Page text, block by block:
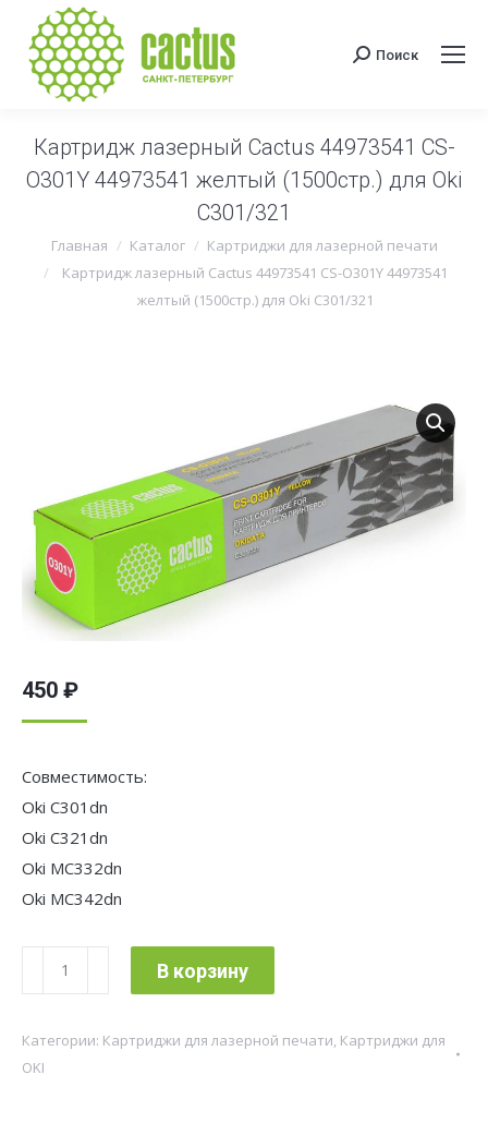
Поиск:
Поиск
Картридж лазерный Cactus 44973541 CS-
O301Y 44973541 желтый (1500стр.) для Oki
C301/321
Вы здесь:
Главная Каталог
Картриджи для лазерной печати
Картридж лазерный Cactus 44973541 CS-O301Y 44973541
желтый (1500стр.) для Oki C301/321
450 ₽
Совместимость:
Oki C301dn
Oki C321dn
Oki MC332dn
Oki MC342dn
Количество
товара
лазерный
В корзину
Категории: Картриджи для лазерной печати, Картриджи для
OKI